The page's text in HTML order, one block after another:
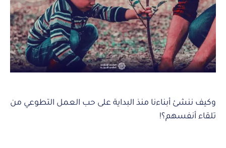
وكيف ننشئ أبناءنا منذ البداية على حب العمل التطوعي من
تلقاء أنفسهم؟!